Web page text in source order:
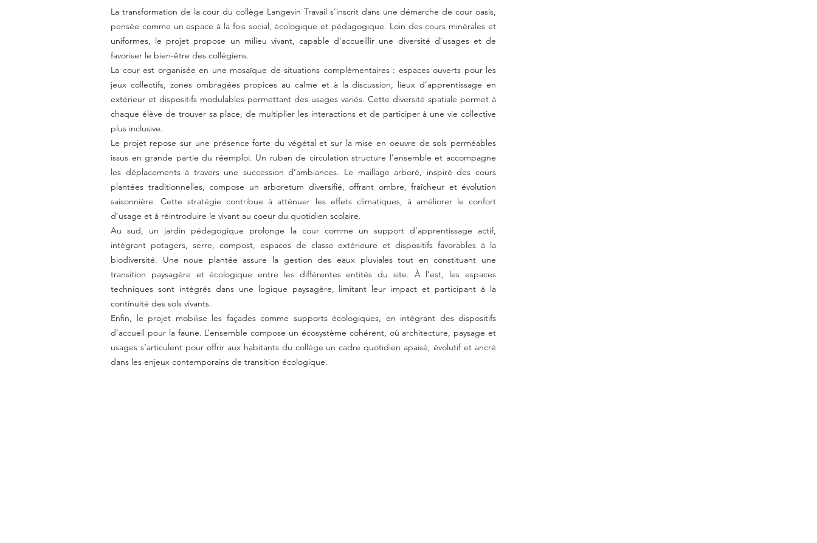
La transformation de la cour du collège Langevin Travail s’inscrit dans une démarche de cour oasis,
pensée comme un espace à la fois social, écologique et pédagogique. Loin des cours minérales et
uniformes, le projet propose un milieu vivant, capable d’accueillir une diversité d’usages et de
favoriser le bien-être des collégiens.
La cour est organisée en une mosaïque de situations complémentaires : espaces ouverts pour les
jeux collectifs, zones ombragées propices au calme et à la discussion, lieux d’apprentissage en
extérieur et dispositifs modulables permettant des usages variés. Cette diversité spatiale permet à
chaque élève de trouver sa place, de multiplier les interactions et de participer à une vie collective
plus inclusive.
Le projet repose sur une présence forte du végétal et sur la mise en oeuvre de sols perméables
issus en grande partie du réemploi. Un ruban de circulation structure l’ensemble et accompagne
les déplacements à travers une succession d’ambiances. Le maillage arboré, inspiré des cours
plantées traditionnelles, compose un arboretum diversifié, offrant ombre, fraîcheur et évolution
saisonnière. Cette stratégie contribue à atténuer les effets climatiques, à améliorer le confort
d’usage et à réintroduire le vivant au coeur du quotidien scolaire.
Au sud, un jardin pédagogique prolonge la cour comme un support d’apprentissage actif,
intégrant potagers, serre, compost, espaces de classe extérieure et dispositifs favorables à la
biodiversité. Une noue plantée assure la gestion des eaux pluviales tout en constituant une
transition paysagère et écologique entre les différentes entités du site. À l’est, les espaces
techniques sont intégrés dans une logique paysagère, limitant leur impact et participant à la
continuité des sols vivants.
Enfin, le projet mobilise les façades comme supports écologiques, en intégrant des dispositifs
d’accueil pour la faune. L’ensemble compose un écosystème cohérent, où architecture, paysage et
usages s’articulent pour offrir aux habitants du collège un cadre quotidien apaisé, évolutif et ancré
dans les enjeux contemporains de transition écologique.